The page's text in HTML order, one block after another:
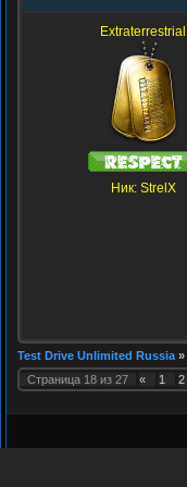
Extraterrestrial
Ник: StrelX
Test Drive Unlimited Russia »
Страница 18 из 27 « 1 2